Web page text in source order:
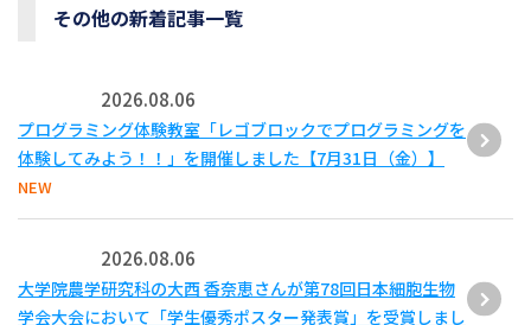
その他の新着記事一覧
2026.08.06
プログラミング体験教室「レゴブロックでプログラミングを
体験してみよう！！」を開催しました【7月31日（金）】
NEW
2026.08.06
大学院農学研究科の大西 香奈恵さんが第78回日本細胞生物
学会大会において「学生優秀ポスター発表賞」を受賞しまし